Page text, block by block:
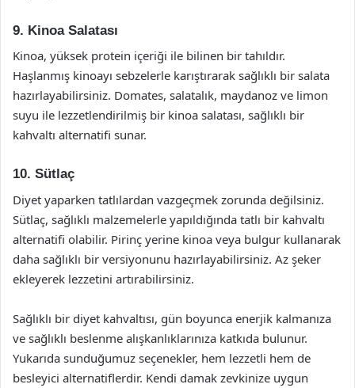
9. Kinoa Salatası
Kinoa, yüksek protein içeriği ile bilinen bir tahıldır.
Haşlanmış kinoayı sebzelerle karıştırarak sağlıklı bir salata
hazırlayabilirsiniz. Domates, salatalık, maydanoz ve limon
suyu ile lezzetlendirilmiş bir kinoa salatası, sağlıklı bir
kahvaltı alternatifi sunar.
10. Sütlaç
Diyet yaparken tatlılardan vazgeçmek zorunda değilsiniz.
Sütlaç, sağlıklı malzemelerle yapıldığında tatlı bir kahvaltı
alternatifi olabilir. Pirinç yerine kinoa veya bulgur kullanarak
daha sağlıklı bir versiyonunu hazırlayabilirsiniz. Az şeker
ekleyerek lezzetini artırabilirsiniz.
Sağlıklı bir diyet kahvaltısı, gün boyunca enerjik kalmanıza
ve sağlıklı beslenme alışkanlıklarınıza katkıda bulunur.
Yukarıda sunduğumuz seçenekler, hem lezzetli hem de
besleyici alternatiflerdir. Kendi damak zevkinize uygun